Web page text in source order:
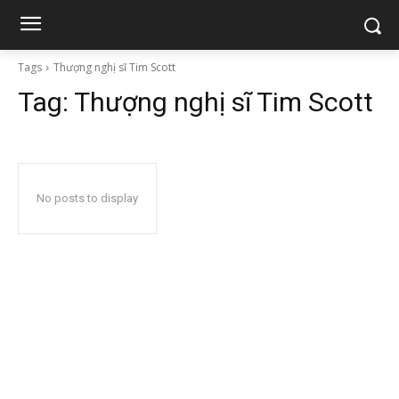
Tags Thượng nghị sĩ Tim Scott
Tag: Thượng nghị sĩ Tim Scott
No posts to display